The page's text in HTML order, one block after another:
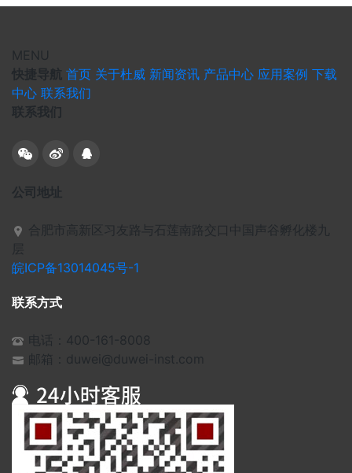
MENU
快捷导航 首页 关于杜威 新闻资讯 产品中心 应用案例 下载
中心 联系我们
联系我们
公司地址
合肥市高新区习友路与石莲南路交口中国声谷孵化楼九
层
皖ICP备13014045号-1
联系方式
电话：400-161-8008
邮箱：duwei@duwei-inst.com